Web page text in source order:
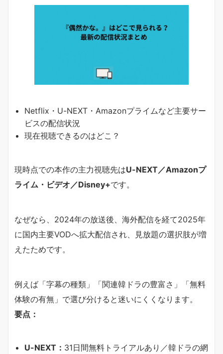
Netflix・U-NEXT・Amazonプライムなど主要サー
ビスの配信状況
現在視聴できるのはどこ？
現時点での本作の主力視聴先はU-NEXT／Amazonプ
ライム・ビデオ／Disney+です。
なぜなら、2024年の放送後、海外配信を経て2025年
に国内主要VODへ拡大配信され、見放題の選択肢が増
えたためです。
例えば「字幕の種類」「関連韓ドラの豊富さ」「無料
体験の有無」で選び分けると迷いにくくなります。
要点：
U-NEXT： 31日間無料トライアルあり／韓ドラの網